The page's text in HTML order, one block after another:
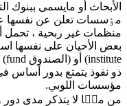
منظمات غير ربحية ، تحمل
ذو نفوذ يتمتع بدور أساس
مؤسسات اللوبي.
من منؔا لا يتذكر مدی دور